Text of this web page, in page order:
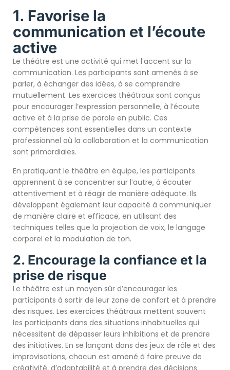
1. Favorise la
communication et l’écoute
active
Le théâtre est une activité qui met l’accent sur la
communication. Les participants sont amenés à se
parler, à échanger des idées, à se comprendre
mutuellement. Les exercices théâtraux sont conçus
pour encourager l’expression personnelle, à l’écoute
active et à la prise de parole en public. Ces
compétences sont essentielles dans un contexte
professionnel où la collaboration et la communication
sont primordiales.
En pratiquant le théâtre en équipe, les participants
apprennent à se concentrer sur l’autre, à écouter
attentivement et à réagir de manière adéquate. Ils
développent également leur capacité à communiquer
de manière claire et efficace, en utilisant des
techniques telles que la projection de voix, le langage
corporel et la modulation de ton.
2. Encourage la confiance et la
prise de risque
Le théâtre est un moyen sûr d’encourager les
participants à sortir de leur zone de confort et à prendre
des risques. Les exercices théâtraux mettent souvent
les participants dans des situations inhabituelles qui
nécessitent de dépasser leurs inhibitions et de prendre
des initiatives. En se lançant dans des jeux de rôle et des
improvisations, chacun est amené à faire preuve de
créativité, d’adaptabilité et à prendre des décisions